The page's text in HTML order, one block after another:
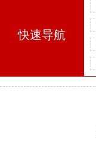
快速导航